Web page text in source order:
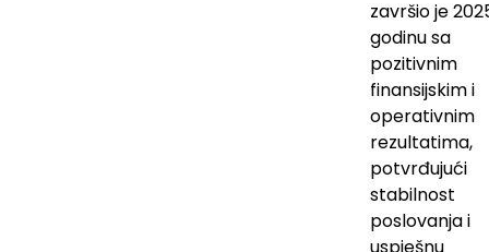
završio je
godinu sa
pozitivnim
finansijskim i
operativnim
rezultatima,
potvrđujući
stabilnost
poslovanja i